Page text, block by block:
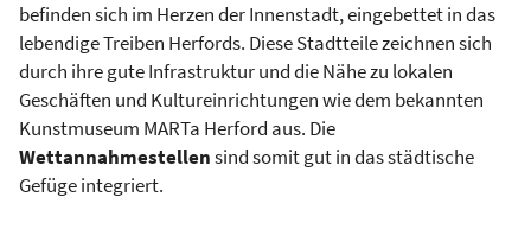
befinden sich im Herzen der Innenstadt, eingebettet in das
lebendige Treiben Herfords. Diese Stadtteile zeichnen sich
durch ihre gute Infrastruktur und die Nähe zu lokalen
Geschäften und Kultureinrichtungen wie dem bekannten
Kunstmuseum MARTa Herford aus. Die
Wettannahmestellensind somit gut in das städtische
Gefüge integriert.